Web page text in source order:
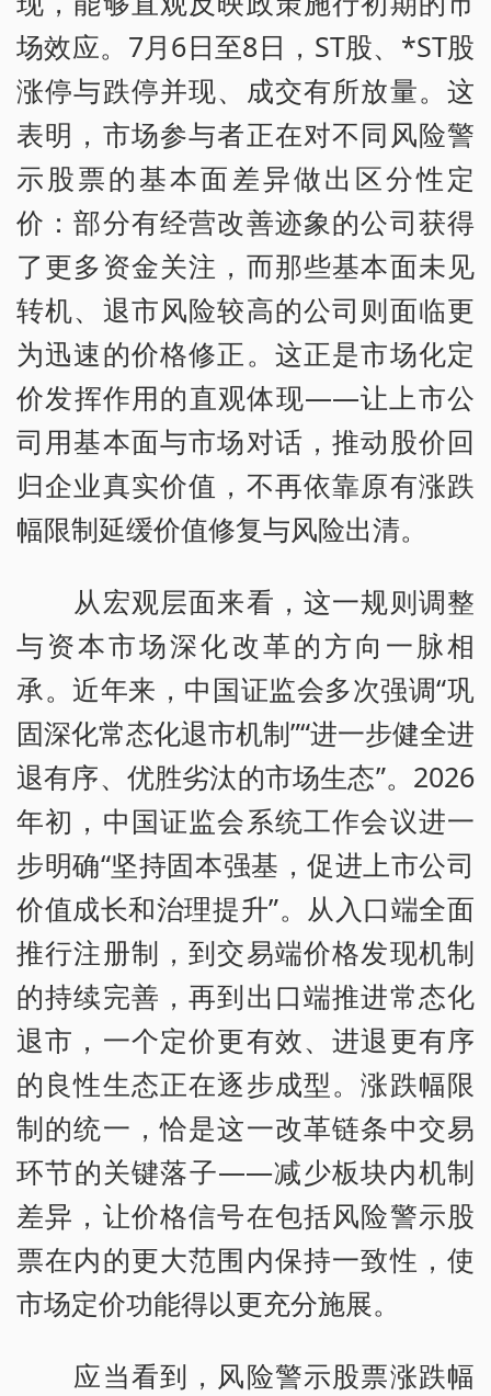
场效应。7月6日至8日，ST股、*ST股
涨停与跌停并现、成交有所放量。这
表明，市场参与者正在对不同风险警
示股票的基本面差异做出区分性定
价：部分有经营改善迹象的公司获得
了更多资金关注，而那些基本面未见
转机、退市风险较高的公司则面临更
为迅速的价格修正。这正是市场化定
价发挥作用的直观体现——让上市公
司用基本面与市场对话，推动股价回
归企业真实价值，不再依靠原有涨跌
幅限制延缓价值修复与风险出清。
从宏观层面来看，这一规则调整
与资本市场深化改革的方向一脉相
承。近年来，中国证监会多次强调“巩
固深化常态化退市机制”“进一步健全进
退有序、优胜劣汰的市场生态”。2026
年初，中国证监会系统工作会议进一
步明确“坚持固本强基，促进上市公司
价值成长和治理提升”。从入口端全面
推行注册制，到交易端价格发现机制
的持续完善，再到出口端推进常态化
退市，一个定价更有效、进退更有序
的良性生态正在逐步成型。涨跌幅限
制的统一，恰是这一改革链条中交易
环节的关键落子——减少板块内机制
差异，让价格信号在包括风险警示股
票在内的更大范围内保持一致性，使
市场定价功能得以更充分施展。
应当看到，风险警示股票涨跌幅